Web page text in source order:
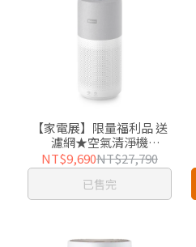
【家電展】限量福利品 送
濾網★空氣清淨機
(AC3033/86)適用22坪-保
固1年
NT$9,690NT$27,790
已售完